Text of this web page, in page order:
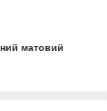
матовий